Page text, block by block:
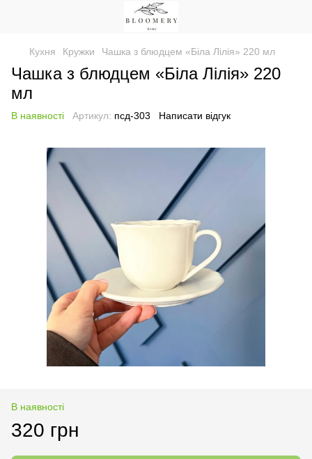
Кухня Кружки Чашка з блюдцем «Біла Лілія» 220 мл
Чашка з блюдцем «Біла Лілія» 220
мл
В наявності Артикул: псд-303 Написати відгук
В наявності
320 грн